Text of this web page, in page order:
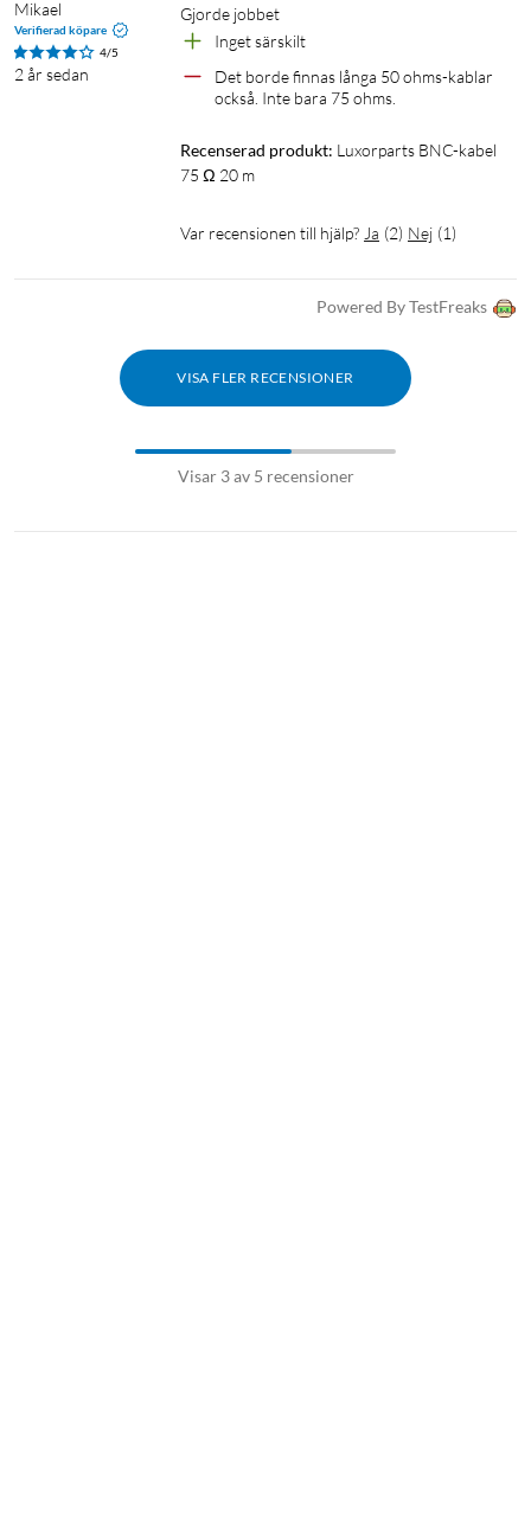
Mikael
Verifierad köpare
4/5
2 år sedan
Gjorde jobbet
Inget särskilt
Det borde finnas långa 50 ohms-kablar
också. Inte bara 75 ohms.
Recenserad produkt: Luxorparts BNC-kabel
75 Ω 20 m
Var recensionen till hjälp? Ja (2) Nej (1)
Powered By TestFreaks
VISA FLER RECENSIONER
Visar 3 av 5 recensioner